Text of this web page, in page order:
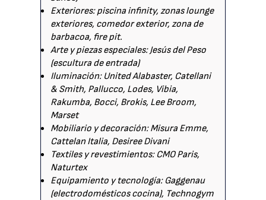
Exteriores: piscina infinity, zonas lounge
exteriores, comedor exterior, zona de
barbacoa, fire pit.
Arte y piezas especiales: Jesús del Peso
(escultura de entrada)
Iluminación: United Alabaster, Catellani
& Smith, Pallucco, Lodes, Vibia,
Rakumba, Bocci, Brokis, Lee Broom,
Marset
Mobiliario y decoración: Misura Emme,
Cattelan Italia, Desiree Divani
Textiles y revestimientos: CMO Paris,
Naturtex
Equipamiento y tecnología: Gaggenau
(electrodomésticos cocina), Technogym